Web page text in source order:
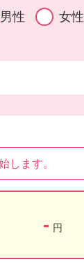
男性 女性
します。
- 円